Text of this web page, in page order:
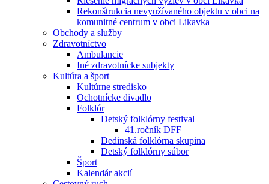
Rekonštrukcia nevyužívaného objektu v obci na
komunitné centrum v obci Likavka
Obchody a služby
Zdravotníctvo
Ambulancie
Iné zdravotnícke subjekty
Kultúra a šport
Kultúrne stredisko
Ochotnícke divadlo
Folklór
Detský folklórny festival
41.ročník DFF
Dedinská folklórna skupina
Detský folklórny súbor
Šport
Kalendár akcií